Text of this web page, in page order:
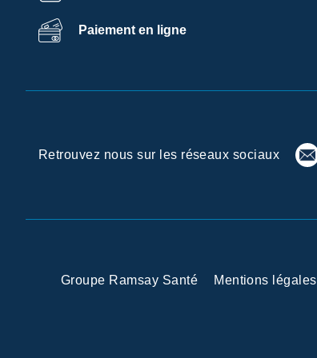
Paiement en ligne
Retrouvez nous sur les réseaux sociaux
Groupe Ramsay Santé Mentions légales